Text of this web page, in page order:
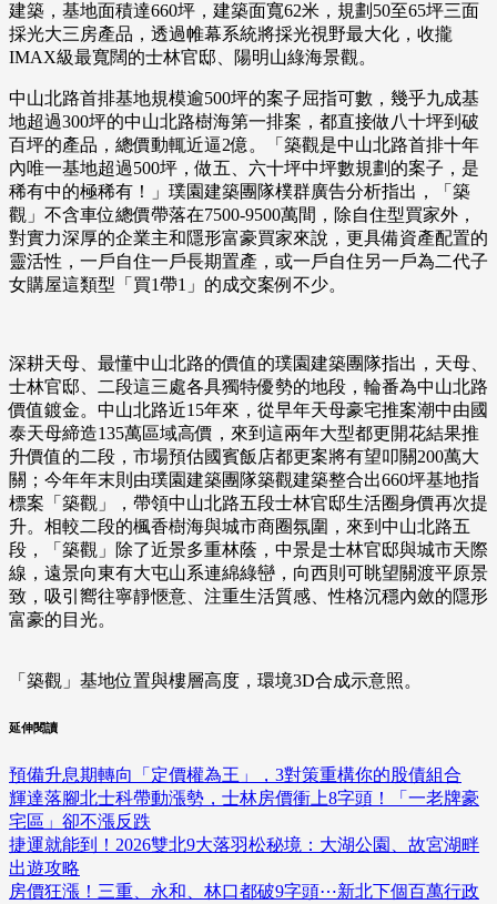
建築，基地面積達660坪，建築面寬62米，規劃50至65坪三面
採光大三房產品，透過帷幕系統將採光視野最大化，收攏
IMAX級最寬闊的士林官邸、陽明山綠海景觀。
中山北路首排基地規模逾500坪的案子屈指可數，幾乎九成基
地超過300坪的中山北路樹海第一排案，都直接做八十坪到破
百坪的產品，總價動輒近逼2億。「築觀是中山北路首排十年
內唯一基地超過500坪，做五、六十坪中坪數規劃的案子，是
稀有中的極稀有！」璞園建築團隊樸群廣告分析指出，「築
觀」不含車位總價帶落在7500-9500萬間，除自住型買家外，
對實力深厚的企業主和隱形富豪買家來說，更具備資產配置的
靈活性，一戶自住一戶長期置產，或一戶自住另一戶為二代子
女購屋這類型「買1帶1」的成交案例不少。
深耕天母、最懂中山北路的價值的璞園建築團隊指出，天母、
士林官邸、二段這三處各具獨特優勢的地段，輪番為中山北路
價值鍍金。中山北路近15年來，從早年天母豪宅推案潮中由國
泰天母締造135萬區域高價，來到這兩年大型都更開花結果推
升價值的二段，市場預估國賓飯店都更案將有望叩關200萬大
關；今年年末則由璞園建築團隊築觀建築整合出660坪基地指
標案「築觀」，帶領中山北路五段士林官邸生活圈身價再次提
升。相較二段的楓香樹海與城市商圈氛圍，來到中山北路五
段，「築觀」除了近景多重林蔭，中景是士林官邸與城市天際
線，遠景向東有大屯山系連綿綠巒，向西則可眺望關渡平原景
致，吸引嚮往寧靜愜意、注重生活質感、性格沉穩內斂的隱形
富豪的目光。
「築觀」基地位置與樓層高度，環境3D合成示意照。
延伸閱讀
預備升息期轉向「定價權為王」，3對策重構你的股債組合
輝達落腳北士科帶動漲勢，士林房價衝上8字頭！「一老牌豪
宅區」卻不漲反跌
捷運就能到！2026雙北9大落羽松秘境：大湖公園、故宮湖畔
出遊攻略
房價狂漲！三重、永和、林口都破9字頭⋯新北下個百萬行政